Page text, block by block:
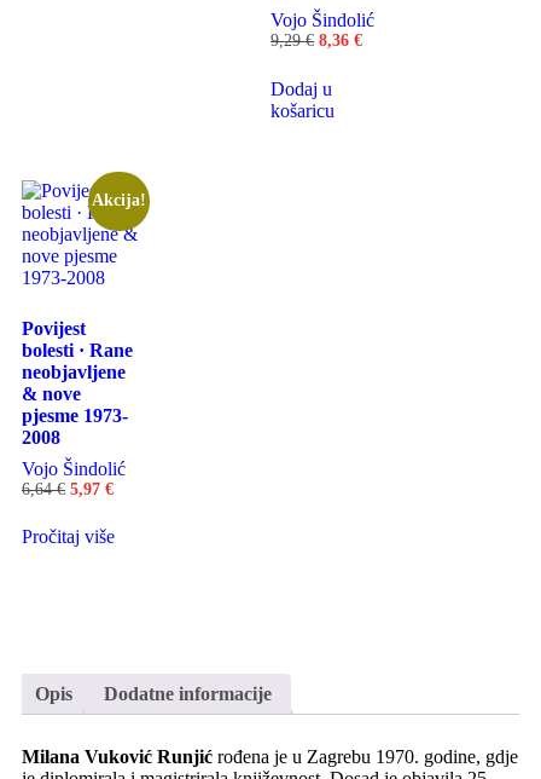
Vojo Šindolić
9,29€ 8,36 €
Dodaj u
košaricu
Akcija!
Povijest
bolesti · Rane
neobjavljene
& nove
pjesme 1973-
2008
Vojo Šindolić
6,64€ 5,97 €
Pročitaj više
Opis Dodatne informacije
Milana Vuković Runjić rođena je u Zagrebu 1970. godine, gdje